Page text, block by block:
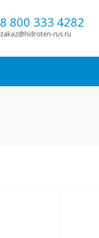
8 800 333 4282
zakaz@hidroten-rus.ru